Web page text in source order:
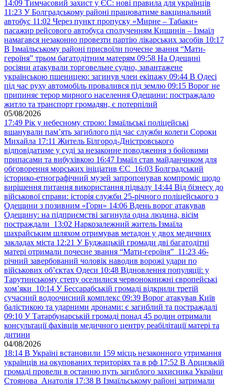
14:09 Тимчасовий захист у ЄС: нові правила для українців
11:23 У Болградському районі працюватиме вакцинальний
автобус 11:02 Через пункт пропуску «Мирне – Табаки»
пасажир рейсового автобуса сполученням Кишинів – Ізмаїл
намагався незаконно провезти партію лікарських засобів 10:17
В Ізмаїльському районі присвоїли почесне звання “Мати-
героїня” трьом багатодітним матерям 09:58 На Одещині
росіяни атакували торговельне судно, завантажене
українською пшеницею: загинув член екіпажу 09:44 В Одесі
під час руху автомобіль провалився під землю 09:15 Ворог не
припиняє терор мирного населення Одещини: постраждало
житло та транспорт громадян, є потерпілий
05/08/2026
17:49 Рік у небесному строю: Ізмаїльські поліцейські
вшанували пам’ять загиблого під час служби колеги Сороки
Михайла 17:11 Житель Білгород-Дністровського
відповідатиме у суді за незаконне поводження з бойовими
припасами та вибухівкою 16:47 Ізмаїл став майданчиком для
обговорення морських ініціатив ЄС 16:03 Болградський
історико-етнографічний музей запропонував компроміс щодо
вирішення питання використання підвалу 14:44 Від бізнесу до
військової справи: історія служби 25-річного поліцейського з
Одещини з позивним «Горн» 14:06 Вдень ворог атакував
Одещину: на підприємстві загинула одна людина, вісім
постраждали 13:02 Наркозалежний житель Ізмаїла
шахрайським шляхом отримував метадон у двох медичних
закладах міста 12:21 У Буджацькій громади дві багатодітні
матері отримали почесне звання “Мати-героїня” 11:23 46-
річний завербований чоловік наводив ворожі удари по
військових обʼєктах Одеси 10:48 Відновлення популяції: у
Тарутинському степу оселилися червонокнижні європейські
хом’яки 10:14 У Бессарабській громаді відкрили третій
сучасний водоочисний комплекс 09:39 Ворог атакував Київ
балістикою та ударними дронами: є загиблий та постраждалі
09:10 У Татарбунарській громаді понад 45 родин отримали
консультації фахівців медичного центру реабілітації матері та
дитини
04/08/2026
18:14 В Україні встановили 159 місць незаконного утримання
українців на окупованих територіях та в рф 17:52 В Арцизькій
громаді провели в останню путь загиблого захисника України
Стоянова Анатолія 17:38 В Ізмаїльському районі затримали